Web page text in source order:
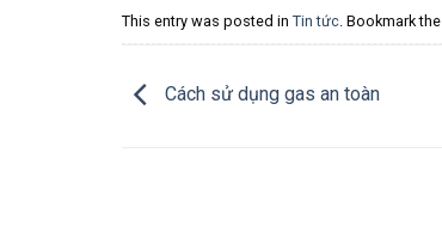
This entry was posted in Tin tức . Bookmark the
Cách sử dụng gas an toàn